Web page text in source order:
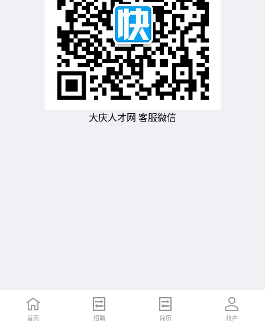
大庆人才网 客服微信
首页 招聘 简历 账户